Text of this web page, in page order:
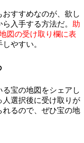
すすめなのが、欲し
入手する方法だ。
助
図の受け取り欄に表
やすい。
宝の地図をシェアし
選択後に受け取りが
るので、ぜひ宝の地